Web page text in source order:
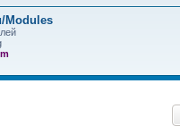
Modules